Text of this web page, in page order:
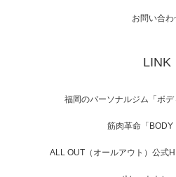
「ねとらぼ」さ
お問い合わ
LINK
福岡のパーソナルジム「ボデ
筋肉革命「BODY
ALL OUT（オールアウト）公式